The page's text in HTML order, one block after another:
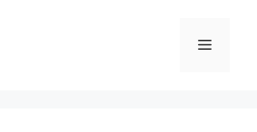
Menu